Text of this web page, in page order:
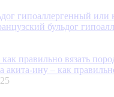
бульдог
акита-ину – как